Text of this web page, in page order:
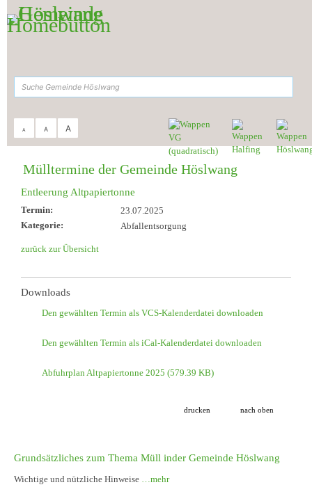
Zum Inhalt, zur Navigation
A A A
Aktuelles & Termine Müll-Termine
Mülltermine der Gemeinde Höslwang
Entleerung Altpapiertonne
Termin:
23.07.2025
Kategorie:
Abfallentsorgung
zurück zur Übersicht
Downloads
Den gewählten Termin als VCS-Kalenderdatei downloaden
Den gewählten Termin als iCal-Kalenderdatei downloaden
Abfuhrplan Altpapiertonne 2025 (579.39 KB)
drucken nach oben
Grundsätzliches zum Thema Müll inder Gemeinde Höslwang
Wichtige und nützliche Hinweise …mehr